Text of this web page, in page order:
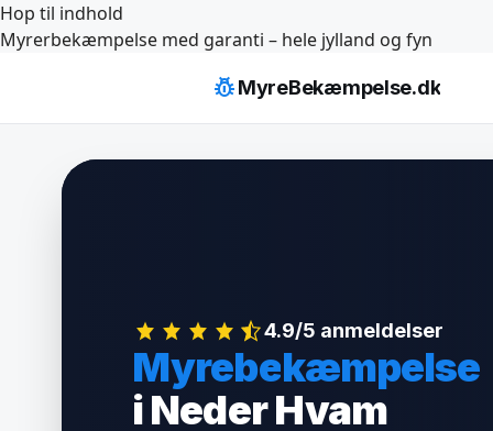
Hop til indhold
Myrerbekæmpelse med garanti – hele jylland og fyn
pest_controlMyreBekæmpelse.dk
4.9/5 anmeldelser
Myrebekæmpelse
i Neder Hvam